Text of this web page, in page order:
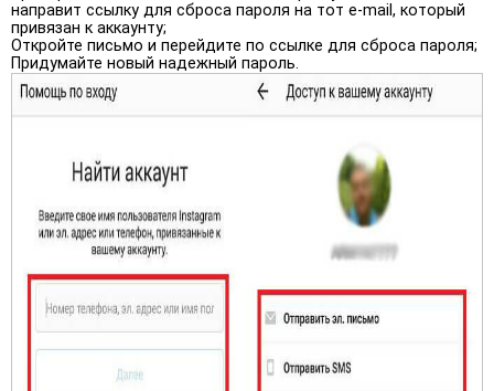
направит ссылку для сброса пароля на тот e-mail, который
привязан к аккаунту;
Откройте письмо и перейдите по ссылке для сброса пароля;
Придумайте новый надежный пароль.